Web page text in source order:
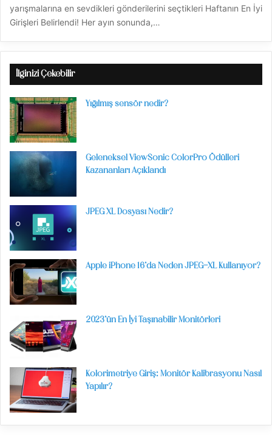
yarışmalarına en sevdikleri gönderilerini seçtikleri Haftanın En İyi
Girişleri Belirlendi! Her ayın sonunda,…
İlginizi Çekebilir
Yığılmış sensör nedir?
Geleneksel ViewSonic ColorPro Ödülleri
Kazananları Açıklandı
JPEG XL Dosyası Nedir?
Apple iPhone 16’da Neden JPEG-XL Kullanıyor?
2023’ün En İyi Taşınabilir Monitörleri
Kolorimetriye Giriş: Monitör Kalibrasyonu Nasıl
Yapılır?